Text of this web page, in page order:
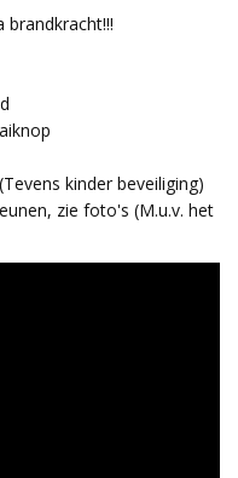
kinder beveiliging)
zie foto's (M.u.v. het